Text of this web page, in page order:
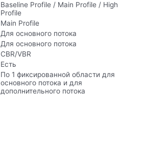
Baseline Profile / Main Profile / High
Profile
Main Profile
Для основного потока
Для основного потока
CBR/VBR
Есть
По 1 фиксированной области для
основного потока и для
дополнительного потока